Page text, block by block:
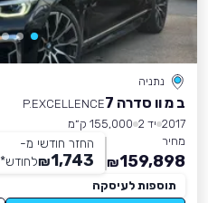
נתניה
ב מ וו סדרה 7
P.EXCELLENCE
2017 יד 2
155,000 ק״מ
מחיר
159,898
₪
החזר חודשי מ-
1,743
₪לחודש*
תוספות לעיסקה